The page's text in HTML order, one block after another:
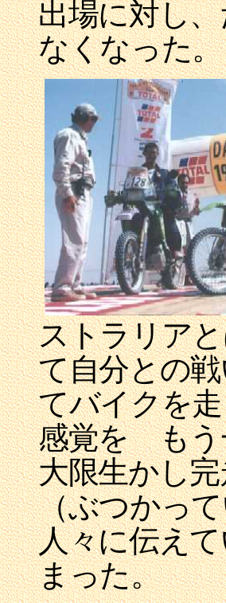
出場に対し
なくなった。
ストラリア
て自分との
てバイクを
感覚を もう
大限生かし
（ぶつかっ
人々に伝え
まった。